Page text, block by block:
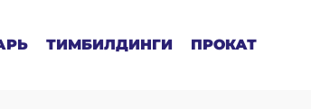
ТИМБИЛДИНГИ ПРОКАТ